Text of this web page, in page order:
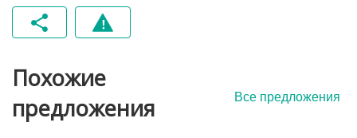
Похожие
предложения
Все предложения